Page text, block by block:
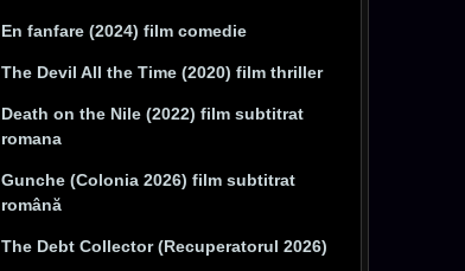
En fanfare (2024) film comedie
The Devil All the Time (2020) film thriller
Death on the Nile (2022) film subtitrat
romana
Gunche (Colonia 2026) film subtitrat
română
The Debt Collector (Recuperatorul 2026)